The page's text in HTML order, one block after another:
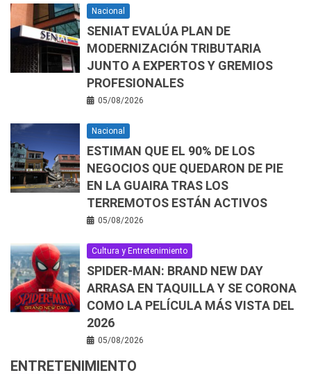
Nacional
SENIAT EVALÚA PLAN DE
MODERNIZACIÓN TRIBUTARIA
JUNTO A EXPERTOS Y GREMIOS
PROFESIONALES
05/08/2026
Nacional
ESTIMAN QUE EL 90% DE LOS
NEGOCIOS QUE QUEDARON DE PIE
EN LA GUAIRA TRAS LOS
TERREMOTOS ESTÁN ACTIVOS
05/08/2026
Cultura y Entretenimiento
SPIDER-MAN: BRAND NEW DAY
ARRASA EN TAQUILLA Y SE CORONA
COMO LA PELÍCULA MÁS VISTA DEL
2026
05/08/2026
ENTRETENIMIENTO